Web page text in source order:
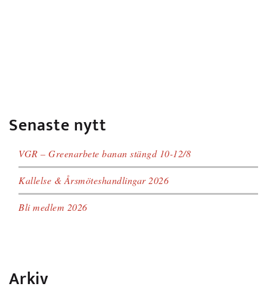
Senaste nytt
VGR – Greenarbete banan stängd 10-12/8
Kallelse & Årsmöteshandlingar 2026
Bli medlem 2026
Arkiv